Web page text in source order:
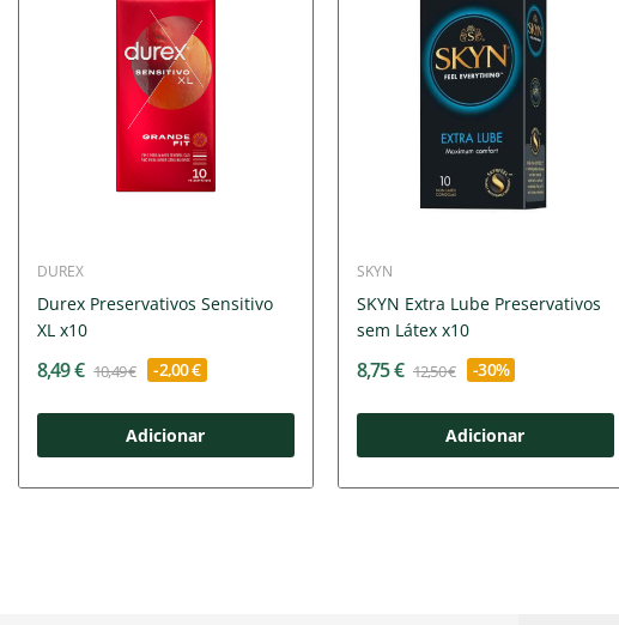
DUREX
Durex Preservativos Sensitivo
XL x10
8,49 € 10,49 € -2,00 €
Adicionar
SKYN
SKYN Extra Lube Preservativos
sem Látex x10
8,75 € 12,50 € -30%
Adicionar